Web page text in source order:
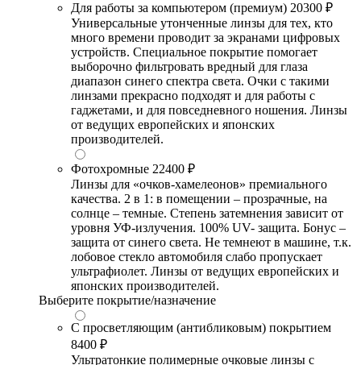
Для работы за компьютером (премиум) 20300 ₽
Универсальные утонченные линзы для тех, кто
много времени проводит за экранами цифровых
устройств. Специальное покрытие помогает
выборочно фильтровать вредный для глаза
диапазон синего спектра света. Очки с такими
линзами прекрасно подходят и для работы с
гаджетами, и для повседневного ношения. Линзы
от ведущих европейских и японских
производителей.
Фотохромные 22400 ₽
Линзы для «очков-хамелеонов» премиального
качества. 2 в 1: в помещении – прозрачные, на
солнце – темные. Степень затемнения зависит от
уровня УФ-излучения. 100% UV- защита. Бонус –
защита от синего света. Не темнеют в машине, т.к.
лобовое стекло автомобиля слабо пропускает
ультрафиолет. Линзы от ведущих европейских и
японских производителей.
Выберите покрытие/назначение
С просветляющим (антибликовым) покрытием
8400 ₽
Ультратонкие полимерные очковые линзы с